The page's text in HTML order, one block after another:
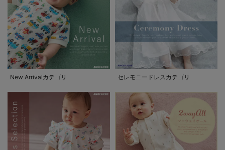
New Arrivalカテゴリ セレモニードレスカテゴリ